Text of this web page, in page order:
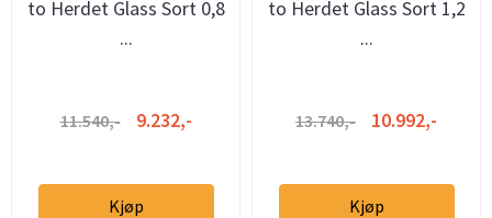
to Herdet Glass Sort 0,8
...
11.540,- 9.232,-
Kjøp
to Herdet Glass Sort 1,2
...
13.740,- 10.992,-
Kjøp